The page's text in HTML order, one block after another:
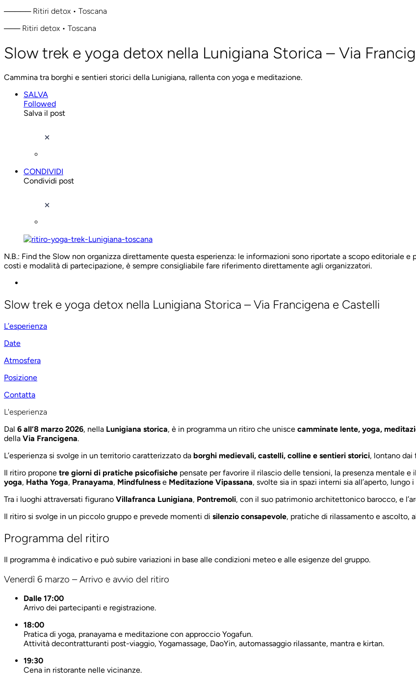
───── Ritiri detox • Toscana
─── Ritiri detox • Toscana
Slow trek e yoga detox nella Lunigiana Storica – Via
Cammina tra borghi e sentieri storici della Lunigiana, rallenta con yoga e meditazione.
SALVA
Followed
Salva il post
CONDIVIDI
Condividi post
N.B.: Find the Slow non organizza direttamente questa esperienza: le informazioni sono riportate a scopo editoriale e
costi e modalità di partecipazione, è sempre consigliabile fare riferimento direttamente agli organizzatori.
Slow trek e yoga detox nella Lunigiana Storica – Via Francigena e Castelli
L’esperienza
Date
Atmosfera
Posizione
Contatta
L'esperienza
Dal 6 all’8 marzo 2026, nella Lunigiana storica, è in programma un ritiro che unisce camminate lente, yoga,
della Via Francigena.
L’esperienza si svolge in un territorio caratterizzato da borghi medievali, castelli, colline e sentieri storici, lontano
Il ritiro propone tre giorni di pratiche psicofisiche pensate per favorire il rilascio delle tensioni, la presenza mentale
yoga, Hatha Yoga, Pranayama, Mindfulness e Meditazione Vipassana, svolte sia in spazi interni sia all’aperto,
Tra i luoghi attraversati figurano Villafranca Lunigiana, Pontremoli, con il suo patrimonio architettonico barocco, e
Il ritiro si svolge in un piccolo gruppo e prevede momenti di silenzio consapevole, pratiche di rilassamento e ascolto,
Programma del ritiro
Il programma è indicativo e può subire variazioni in base alle condizioni meteo e alle esigenze del gruppo.
Venerdì 6 marzo – Arrivo e avvio del ritiro
Dalle 17:00
Arrivo dei partecipanti e registrazione.
18:00
Pratica di yoga, pranayama e meditazione con approccio Yogafun.
Attività decontratturanti post-viaggio, Yogamassage, DaoYin, automassaggio rilassante, mantra e kirtan.
19:30
Cena in ristorante nelle vicinanze.